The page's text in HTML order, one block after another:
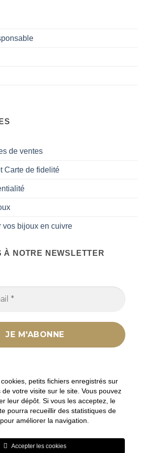
de ventes
Carte de fidelité
vos bijoux en cuivre
À NOTRE NEWSLETTER
les conditions requises sur les liens ou
petits fichiers enregistrés sur
votre visite sur le site. Vous pouvez
leur dépôt. Si vous les acceptez, le
pourra recueillir des statistiques de
améliorer la navigation.
Accepter les cookies